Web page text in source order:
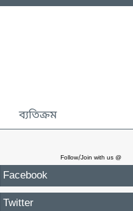
ব্যতিক্রম
Follow/Join with us @
Facebook
Twitter